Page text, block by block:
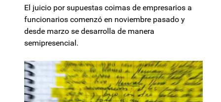
El juicio por supuestas coimas de empresarios a
funcionarios comenzó en noviembre pasado y
desde marzo se desarrolla de manera
semipresencial.